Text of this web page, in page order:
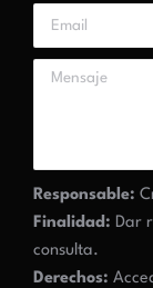
Responsable:
Finalidad: Dar
consulta.
Derechos: